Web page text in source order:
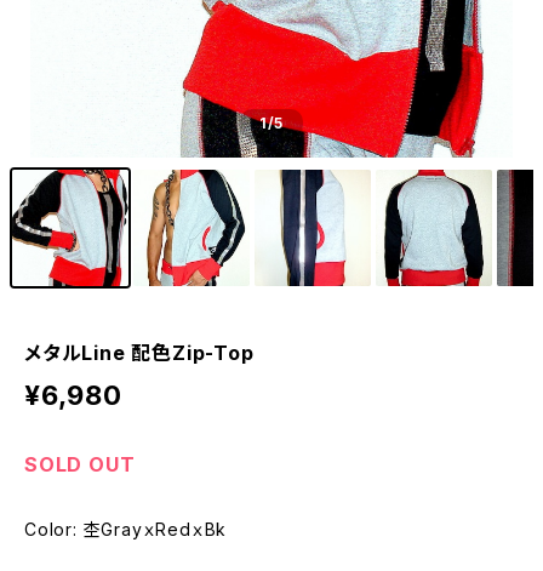
1/5
メタルLine 配色Zip-Top
¥6,980
SOLD OUT
Color: 杢GrayｘRedｘBk